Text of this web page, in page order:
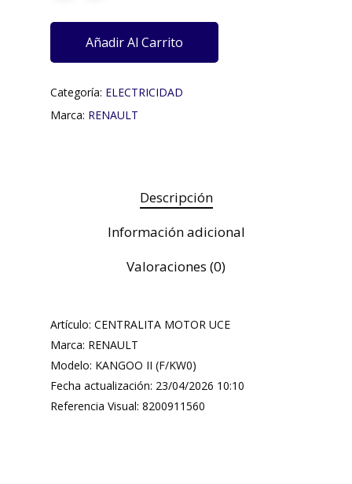
Añadir Al Carrito
Categoría: ELECTRICIDAD
Marca: RENAULT
Descripción
Información adicional
Valoraciones (0)
Artículo: CENTRALITA MOTOR UCE
Marca: RENAULT
Modelo: KANGOO II (F/KW0)
Fecha actualización: 23/04/2026 10:10
Referencia Visual: 8200911560